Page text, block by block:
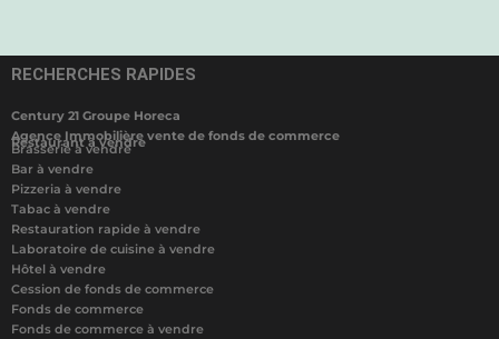
RECHERCHES RAPIDES
Century 21 Groupe Horeca
Agence Immobilière vente de fonds de commerce
Restaurant à vendre
Brasserie à vendre
Bar à vendre
Pizzeria à vendre
Tabac à vendre
Restauration rapide à vendre
Laboratoire de cuisine à vendre
Hôtel à vendre
Cession de fonds de commerce
Fonds de commerce
Fonds de commerce à vendre